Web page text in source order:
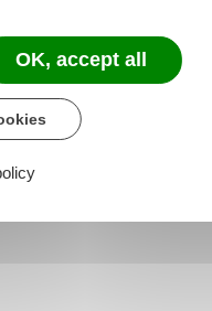
OK, accept all